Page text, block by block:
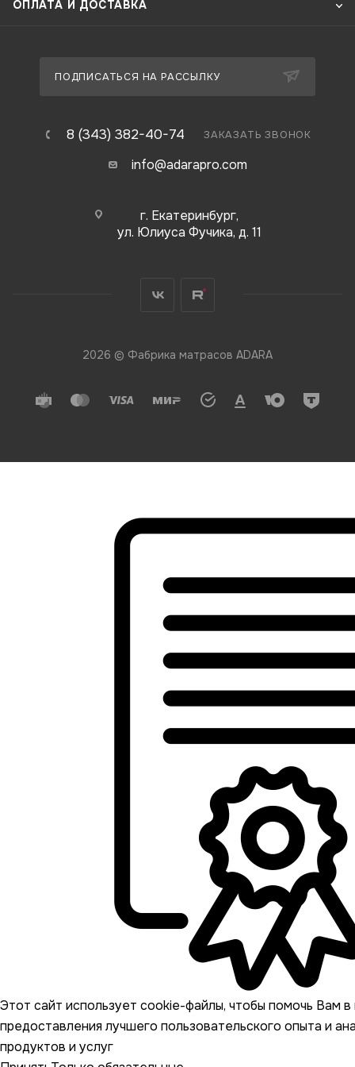
ОПЛАТА И ДОСТАВКА
ПОДПИСАТЬСЯ НА РАССЫЛКУ
8 (343) 382-40-74 ЗАКАЗАТЬ ЗВОНОК
info@adarapro.com
г. Екатеринбург,
ул. Юлиуса Фучика, д. 11
2026 © Фабрика матрасов ADARA
Этот сайт использует cookie-файлы, чтобы помочь Вам в
предоставления лучшего пользовательского опыта и
продуктов и услуг